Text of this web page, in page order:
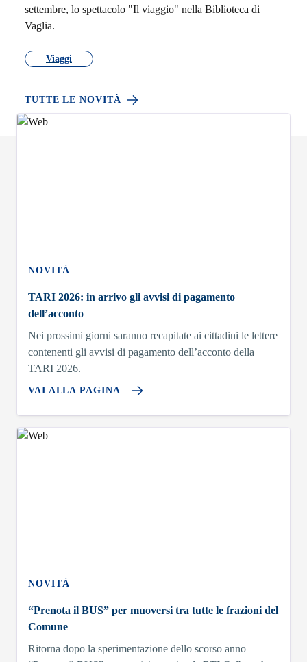
settembre, lo spettacolo "Il viaggio" nella Biblioteca di
Vaglia.
Viaggi
TUTTE LE NOVITÀ
NOVITÀ
TARI 2026: in arrivo gli avvisi di pagamento
dell’acconto
Nei prossimi giorni saranno recapitate ai cittadini le lettere
contenenti gli avvisi di pagamento dell’acconto della
TARI 2026.
VAI ALLA PAGINA
NOVITÀ
“Prenota il BUS” per muoversi tra tutte le frazioni del
Comune
Ritorna dopo la sperimentazione dello scorso anno